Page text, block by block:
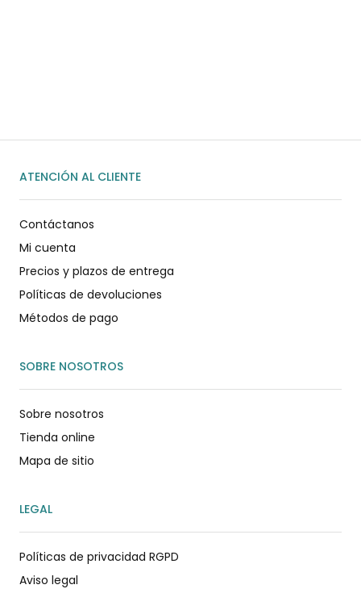
ATENCIÓN AL CLIENTE
Contáctanos
Mi cuenta
Precios y plazos de entrega
Políticas de devoluciones
Métodos de pago
SOBRE NOSOTROS
Sobre nosotros
Tienda online
Mapa de sitio
LEGAL
Políticas de privacidad RGPD
Aviso legal